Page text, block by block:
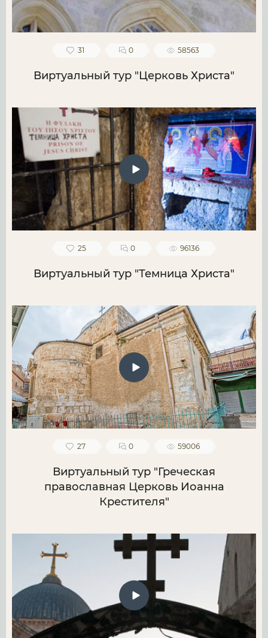
31 0 58563
Виртуальный тур "Церковь Христа"
25 0 96136
Виртуальный тур "Темница Христа"
27 0 59006
Виртуальный тур "Греческая
православная Церковь Иоанна
Крестителя"